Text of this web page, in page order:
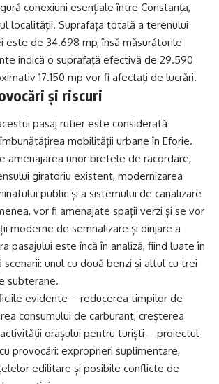
conexiuni esențiale între Constanța,
localității. Suprafața totală a terenului
este de 34.698 mp, însă măsurătorile
indică o suprafață efectivă de 29.590
17.150 mp vor fi afectați de lucrări.
și riscuri
pasaj rutier este considerată
mobilității urbane în Eforie.
amenajarea unor bretele de racordare,
giratoriu existent, modernizarea
public și a sistemului de canalizare
vor fi amenajate spații verzi și se vor
moderne de semnalizare și dirijare a
pasajului este încă în analiză, fiind luate în
unul cu două benzi și altul cu trei
subterane.
evidente – reducerea timpilor de
consumului de carburant, creșterea
orașului pentru turiști – proiectul
provocări: exproprieri suplimentare,
edilitare și posibile conflicte de